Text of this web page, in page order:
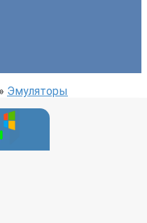
» Эмуляторы